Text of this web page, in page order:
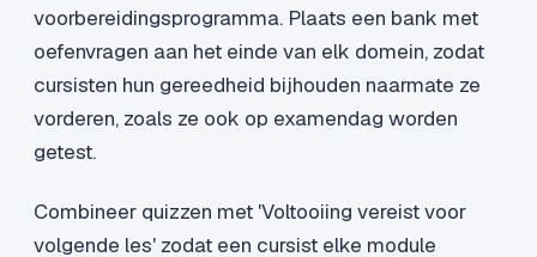
voorbereidingsprogramma. Plaats een bank met
oefenvragen aan het einde van elk domein, zodat
cursisten hun gereedheid bijhouden naarmate ze
vorderen, zoals ze ook op examendag worden
getest.
Combineer quizzen met 'Voltooiing vereist voor
volgende les' zodat een cursist elke module